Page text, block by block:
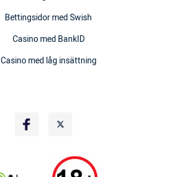
Bettingsidor med Swish
Casino med BankID
Casino med låg insättning